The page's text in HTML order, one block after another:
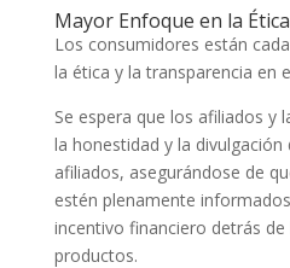
Mayor Enfoque en la
Los consumidores están
la ética y la transparencia en
Se espera que los afiliados y
la honestidad y la divulgación
afiliados, asegurándose de
estén plenamente
incentivo financiero detrás
productos.